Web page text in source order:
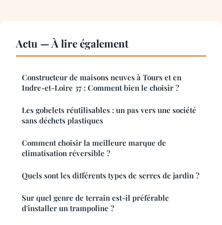
Actu — À lire également
Constructeur de maisons neuves à Tours et en
Indre-et-Loire 37 : Comment bien le choisir ?
Les gobelets réutilisables : un pas vers une société
sans déchets plastiques
Comment choisir la meilleure marque de
climatisation réversible ?
Quels sont les différents types de serres de jardin ?
Sur quel genre de terrain est-il préférable
d'installer un trampoline ?